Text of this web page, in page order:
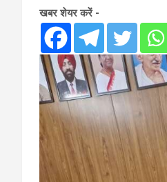
खबर शेयर करें -